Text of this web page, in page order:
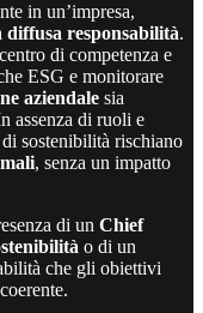
in un’impresa,
diffusa responsabilità.
di competenza e
ESG e monitorare
aziendale sia
assenza di ruoli e
sostenibilità rischiano
, senza un impatto
di un Chief
o di un
che gli obiettivi